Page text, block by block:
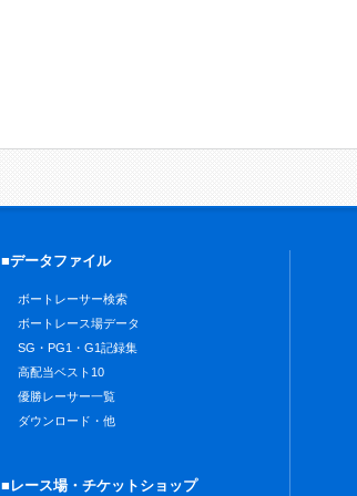
■データファイル
ボートレーサー検索
ボートレース場データ
SG・PG1・G1記録集
高配当ベスト10
優勝レーサー一覧
ダウンロード・他
■レース場・チケットショップ